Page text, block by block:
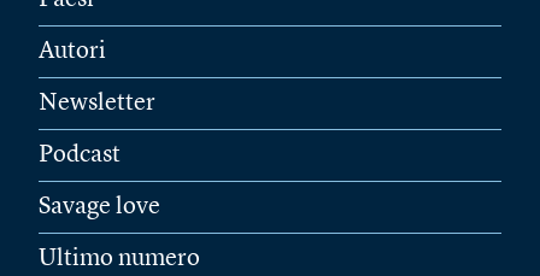
Autori
Newsletter
Podcast
Savage love
Ultimo numero